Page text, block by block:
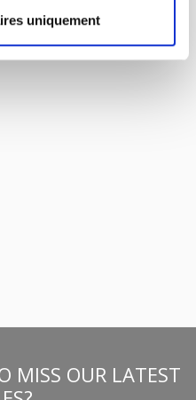
uniquement
MISS OUR LATEST